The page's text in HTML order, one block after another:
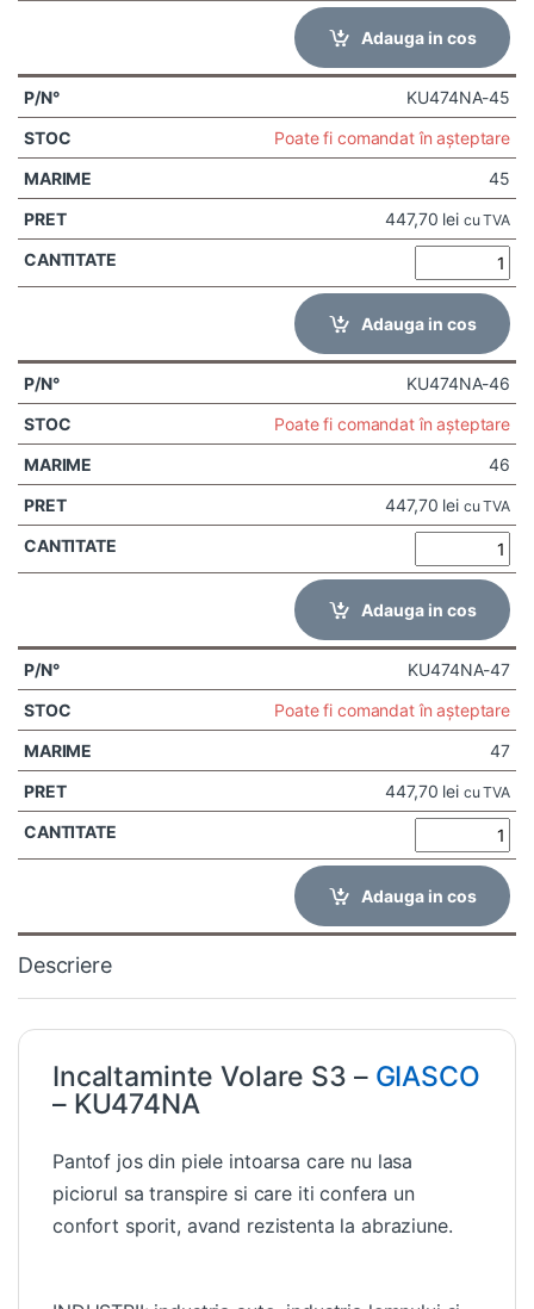
Adauga in cos
KU474NA-45
Poate fi comandat în așteptare
45
447,70 lei cu TVA
Adauga in cos
KU474NA-46
Poate fi comandat în așteptare
46
447,70 lei cu TVA
Adauga in cos
KU474NA-47
Poate fi comandat în așteptare
47
447,70 lei cu TVA
Adauga in cos
Descriere
Incaltaminte Volare S3 – GIASCO
– KU474NA
Pantof jos din piele intoarsa care nu lasa
piciorul sa transpire si care iti confera un
confort sporit, avand rezistenta la abraziune.